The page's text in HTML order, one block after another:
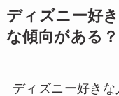
ディズニー好
な傾向がある？
ディズニー好き